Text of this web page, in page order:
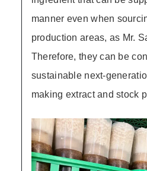
manner even when
production areas, as Mr.
Therefore, they can be
sustainable next-
making extract and stock